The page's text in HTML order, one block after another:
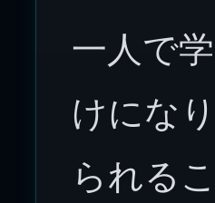
一人で
けにな
られる